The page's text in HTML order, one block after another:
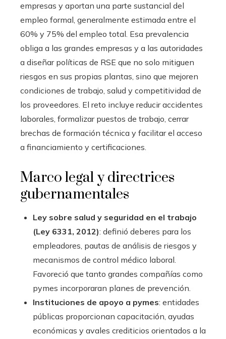
empresas y aportan una parte sustancial del
empleo formal, generalmente estimada entre el
60% y 75% del empleo total. Esa prevalencia
obliga a las grandes empresas y a las autoridades
a diseñar políticas de RSE que no solo mitiguen
riesgos en sus propias plantas, sino que mejoren
condiciones de trabajo, salud y competitividad de
los proveedores. El reto incluye reducir accidentes
laborales, formalizar puestos de trabajo, cerrar
brechas de formación técnica y facilitar el acceso
a financiamiento y certificaciones.
Marco legal y directrices
gubernamentales
Ley sobre salud y seguridad en el trabajo
(Ley 6331, 2012): definió deberes para los
empleadores, pautas de análisis de riesgos y
mecanismos de control médico laboral.
Favoreció que tanto grandes compañías como
pymes incorporaran planes de prevención.
Instituciones de apoyo a pymes: entidades
públicas proporcionan capacitación, ayudas
económicas y avales crediticios orientados a la